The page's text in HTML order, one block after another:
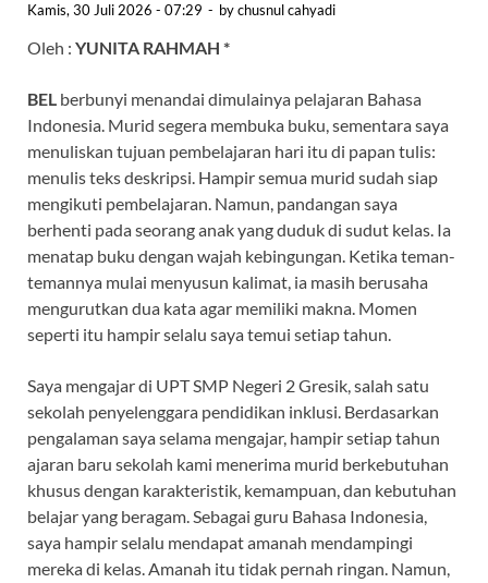
Kamis, 30 Juli 2026 - 07:29 - bychusnul cahyadi
Oleh : YUNITA RAHMAH *
BEL berbunyi menandai dimulainya pelajaran Bahasa
Indonesia. Murid segera membuka buku, sementara saya
menuliskan tujuan pembelajaran hari itu di papan tulis:
menulis teks deskripsi. Hampir semua murid sudah siap
mengikuti pembelajaran. Namun, pandangan saya
berhenti pada seorang anak yang duduk di sudut kelas. Ia
menatap buku dengan wajah kebingungan. Ketika teman-
temannya mulai menyusun kalimat, ia masih berusaha
mengurutkan dua kata agar memiliki makna. Momen
seperti itu hampir selalu saya temui setiap tahun.
Saya mengajar di UPT SMP Negeri 2 Gresik, salah satu
sekolah penyelenggara pendidikan inklusi. Berdasarkan
pengalaman saya selama mengajar, hampir setiap tahun
ajaran baru sekolah kami menerima murid berkebutuhan
khusus dengan karakteristik, kemampuan, dan kebutuhan
belajar yang beragam. Sebagai guru Bahasa Indonesia,
saya hampir selalu mendapat amanah mendampingi
mereka di kelas. Amanah itu tidak pernah ringan. Namun,